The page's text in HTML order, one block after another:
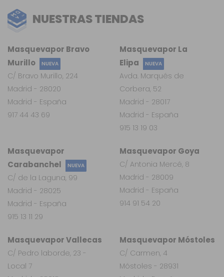
NUESTRAS TIENDAS
Masquevapor
Carabanchel
NUEVA
C/ de la Laguna, 99
Madrid - 28025
Madrid - España
915 13 11 29
Masquevapor Vallecas
C/ Pedro laborde, 23 -
Local 7
Masquevapor Móstoles
C/ Carmen, 4
Móstoles - 28931
Masquevapor Goya
C/ Antonia Mercé, 8
Madrid - 28009
Madrid - España
914 91 54 20
Masquevapor La
Elipa
NUEVA
Avda. Marqués de
Corbera, 52
Madrid - 28017
Madrid - España
915 13 19 03
Masquevapor Bravo
Murillo
NUEVA
C/ Bravo Murillo, 224
Madrid - 28020
Madrid - España
917 44 43 69